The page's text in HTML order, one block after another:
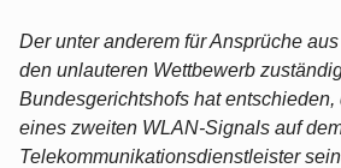
Der unter anderem für Ansprüche
den unlauteren Wettbewerb
Bundesgerichtshofs hat
eines zweiten WLAN-Signals auf
Telekommunikationsdienstleister